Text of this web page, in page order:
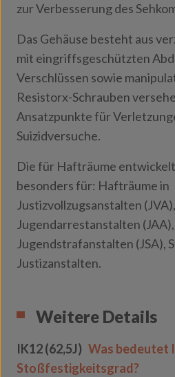
zur Verbesserung des
Das Gehäuse besteht aus
mit eingriffsgeschützten
Verschlüssen sowie
Resistorx-Schrauben
Ansatzpunkte für
Suizidversuche.
Die für Hafträume
besonders für: Hafträume in
Justizvollzugsanstalten (JVA),
Jugendarrestanstalten (JAA),
Jugendstrafanstalten (JSA),
Justizanstalten.
Weitere Details
IK12 (62,5J) Was bedeutet
Stoßfestigkeitsgrad?